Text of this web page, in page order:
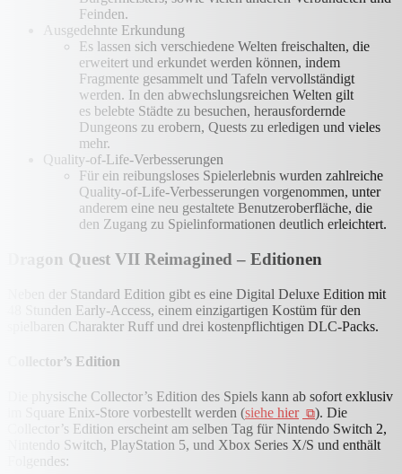
Feinden.
Ausgedehnte Erkundung
Es lassen sich verschiedene Welten freischalten, die
erweitert und erkundet werden können, indem
Fragmente gesammelt und Tafeln vervollständigt
werden. In den abwechslungsreichen Welten gilt
es belebte Städte zu besuchen, herausfordernde
Dungeons zu erobern, Quests zu erledigen und vieles
mehr.
Quality-of-Life-Verbesserungen
Für ein reibungsloses Spielerlebnis wurden zahlreiche
Quality-of-Life-Verbesserungen vorgenommen, unter
anderem eine neu gestaltete Benutzeroberfläche, die
den Zugang zu Spielinformationen deutlich erleichtert.
Dragon Quest VII Reimagined – Editionen
Neben der Standard Edition gibt es eine Digital Deluxe Edition mit
48 Stunden Early-Access, einem einzigartigen Kostüm für den
spielbaren Charakter Ruff und drei kostenpflichtigen DLC-Packs.
Collector’s Edition
Die physische Collector’s Edition des Spiels kann ab sofort exklusiv
im Square Enix-Store vorbestellt werden (siehe hier
). Die
Collector’s Edition erscheint am selben Tag für Nintendo Switch 2,
Nintendo Switch, PlayStation 5, und Xbox Series X/S und enthält
Folgendes: